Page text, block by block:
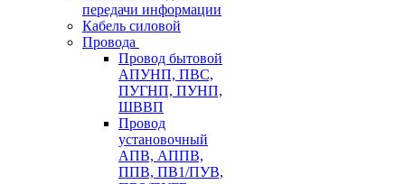
передачи информации
Кабель силовой
Провода
Провод бытовой
АПУНП, ПВС,
ПУГНП, ПУНП,
ШВВП
Провод
установочный
АПВ, АППВ,
ППВ, ПВ1/ПУВ,